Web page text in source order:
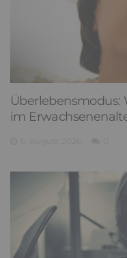
Überlebensmodus:
im